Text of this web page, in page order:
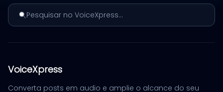
Pesquisar no VoiceXpress...
VoiceXpress
Converta posts em audio e amplie o alcance do seu